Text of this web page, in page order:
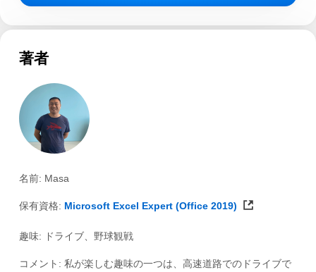
著者
名前: Masa
保有資格: Microsoft Excel Expert (Office 2019)
趣味: ドライブ、野球観戦
コメント: 私が楽しむ趣味の一つは、高速道路でのドライブで